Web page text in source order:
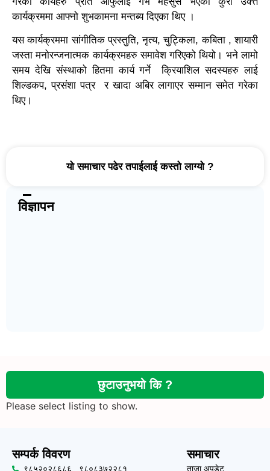
विज्ञापन
कार्यक्रममा आफ्नो शुभकामना मन्तब्य दिएका थिए ।
यस कार्यक्रममा सांगीतिक प्रस्तुति, नृत्य, चुट्किला, कबिता , शायारी
जस्ता मनोरन्जनात्मक कार्यक्रमहरु समावेश गरिएको थियो। भने लामो
समय देखि संस्थाको हितमा कार्य गर्ने क्रियाशिल सदस्यहरु लाई
शिल्डकप, प्रसंशा पत्र र खादा अबिर लागाएर सम्मान समेत गरेका
थिए।
यो समाचार पढेर तपाईलाई कस्तो लाग्यो ?
छुटाउनुभयो कि ?
Please select listing to show.
सम्पर्क विवरण
९८५२०२८६८६ , ९८०८३७२२८१
समाचार
ताजा अपडेट